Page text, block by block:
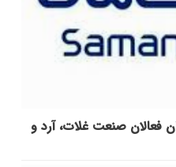
فعالان صنعت غلات، آرد و